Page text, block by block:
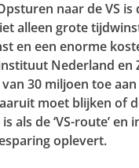
naar de VS is
alleen grote
en een enorme
Nederland en
30 miljoen toe
moet blijken of
als de ‘VS-route’ en
oplevert.